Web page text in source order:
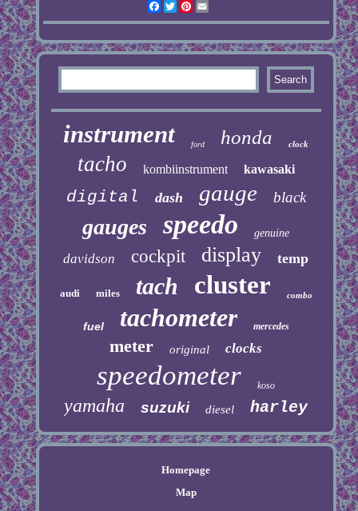
Facebook
TwitterPinterest
instrument ford honda clock
tacho kombiinstrument kawasaki
digital dash gauge black
gauges speedo genuine
davidson cockpit display temp
audi miles tach cluster combo
fuel tachometer mercedes
meter original clocks
speedometer koso
yamaha suzuki diesel harley
Homepage
Map